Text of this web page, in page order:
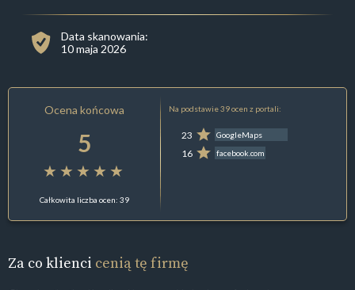
Data skanowania:
10 maja 2026
Ocena końcowa
5
Całkowita liczba ocen: 39
Na podstawie 39 ocen z portali:
23 GoogleMaps
16 facebook.com
Za co klienci cenią tę firmę